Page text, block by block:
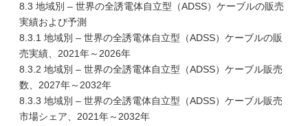
8.3 地域別 – 世界の全誘電体自立型（ADSS）ケーブルの販売
実績および予測
8.3.1 地域別 – 世界の全誘電体自立型（ADSS）ケーブルの販
売実績、2021年～2026年
8.3.2 地域別 – 世界の全誘電体自立型（ADSS）ケーブル販売
数、2027年～2032年
8.3.3 地域別 – 世界の全誘電体自立型（ADSS）ケーブル販売
市場シェア、2021年～2032年